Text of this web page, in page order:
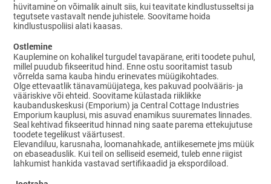
hüvitamine on võimalik ainult siis, kui teavitate kindlustusseltsi ja
tegutsete vastavalt nende juhistele. Soovitame hoida
kindlustuspoliisi alati kaasas.
Ostlemine
Kauplemine on kohalikel turgudel tavapärane, eriti toodete puhul,
millel puudub fikseeritud hind. Enne ostu sooritamist tasub
võrrelda sama kauba hindu erinevates müügikohtades.
Olge ettevaatlik tänavamüüjatega, kes pakuvad poolvääris- ja
vääriskive või ehteid. Soovitame külastada riiklikke
kaubanduskeskusi (Emporium) ja Central Cottage Industries
Emporium kauplusi, mis asuvad enamikus suuremates linnades.
Seal kehtivad fikseeritud hinnad ning saate parema ettekujutuse
toodete tegelikust väärtusest.
Elevandiluu, karusnaha, loomanahkade, antiikesemete jms müük
on ebaseaduslik. Kui teil on selliseid esemeid, tuleb enne riigist
lahkumist hankida vastavad sertifikaadid ja ekspordiload.